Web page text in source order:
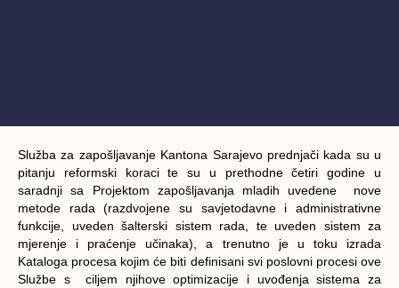
Služba za zapošljavanje Kantona Sarajevo prednjači kada su u
pitanju reformski koraci te su u prethodne četiri godine u
saradnji sa Projektom zapošljavanja mladih uvedene nove
metode rada (razdvojene su savjetodavne i administrativne
funkcije, uveden šalterski sistem rada, te uveden sistem za
mjerenje i praćenje učinaka), a trenutno je u toku izrada
Kataloga procesa kojim će biti definisani svi poslovni procesi ove
Službe s ciljem njihove optimizacije i uvođenja sistema za